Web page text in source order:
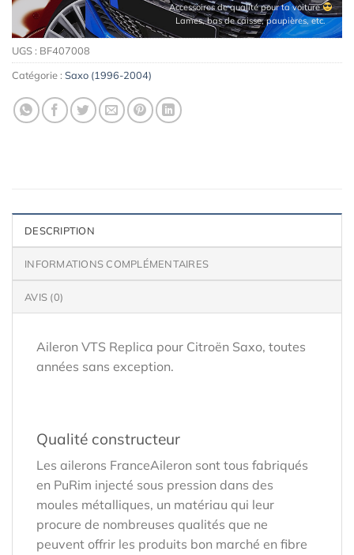
Accessoires de qualité pour ta voiture
Lames, bas de caisse, paupières, etc.
UGS : BF407008
Catégorie : Saxo (1996-2004)
DESCRIPTION
INFORMATIONS COMPLÉMENTAIRES
AVIS (0)
Aileron VTS Replica pour Citroën Saxo, toutes
années sans exception.
Qualité constructeur
Les ailerons FranceAileron sont tous fabriqués
en PuRim injecté sous pression dans des
moules métalliques, un matériau qui leur
procure de nombreuses qualités que ne
peuvent offrir les produits bon marché en fibre